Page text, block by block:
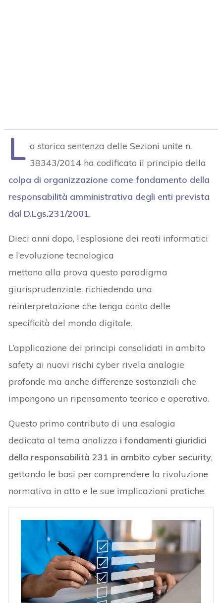
L a storica sentenza delle Sezioni unite n.
38343/2014 ha codificato il principio della
colpa di organizzazione come fondamento della
responsabilità amministrativa degli enti prevista
dal D.Lgs.231/2001.
Dieci anni dopo, l’esplosione dei reati informatici
e l’evoluzione tecnologica
mettono alla prova questo paradigma
giurisprudenziale, richiedendo una
reinterpretazione che tenga conto delle
specificità del mondo digitale.
L’applicazione dei principi consolidati in ambito
safety ai nuovi rischi cyber rivela analogie
profonde ma anche differenze sostanziali che
impongono un ripensamento teorico e operativo.
Questo primo contributo di una esalogia
dedicata al tema analizza i fondamenti giuridici
della responsabilità 231 in ambito cyber security,
gettando le basi per comprendere la rivoluzione
normativa in atto e le sue implicazioni pratiche.